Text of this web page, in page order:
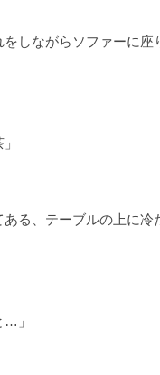
しながらソファーに座
る、テーブルの上に冷
…」